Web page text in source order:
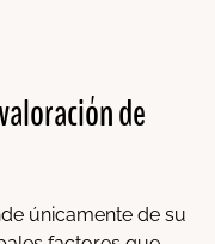
de
únicamente de su